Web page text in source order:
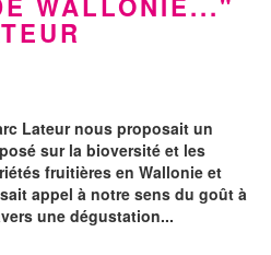
Lateur nous proposait un
sur la bioversité et les
fruitières en Wallonie et
appel à notre sens du goût à
une dégustation...